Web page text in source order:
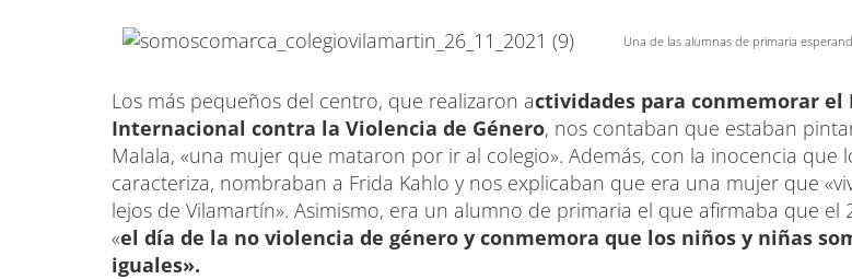
Una de las alumnas de primaria
Los más pequeños del centro, que realizaron actividades para conmemorar el
Internacional contra la Violencia de Género, nos contaban que estaban
Malala, «una mujer que mataron por ir al colegio». Además, con la inocencia que
caracteriza, nombraban a Frida Kahlo y nos explicaban que era una mujer que
lejos de Vilamartín». Asimismo, era un alumno de primaria el que afirmaba que el
«el día de la no violencia de género y conmemora que los niños y niñas
iguales».